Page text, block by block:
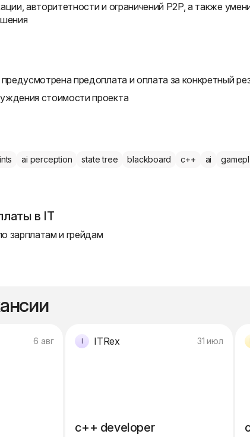
авторитетности и ограничений P2P, а также
предоплата и оплата за конкретный
стоимости проекта
ai perception state tree blackboard c++ ai
в IT
зарплатам и грейдам
6 авг ITRex 31 июл
c++ developer